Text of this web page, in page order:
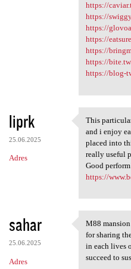
https://
https://
https://
https://
https://
https://
https://blog-
liprk
25.06.2025
Adres
This
This
and i enjoy
placed into
really useful
Good
https://
sahar
25.06.2025
Adres
M88
M88 mansion
for sharing
in each lives
succeed to